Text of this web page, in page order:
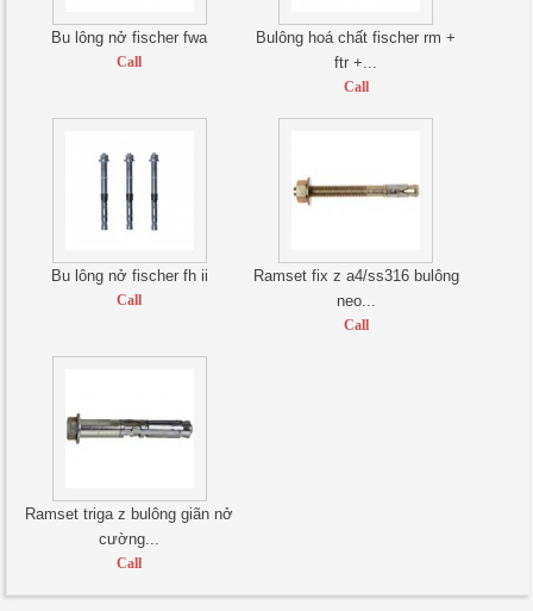
Bu lông nở fischer fwa
Call
Bulông hoá chất fischer rm +
ftr +...
Call
Bu lông nở fischer fh ii
Call
Ramset fix z a4/ss316 bulông
neo...
Call
Ramset triga z bulông giãn nở
cường...
Call